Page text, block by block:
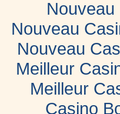
Nouveau
Nouveau
Meilleur
Meilleur
Casino